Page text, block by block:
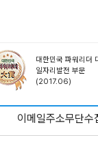
대한민국 파워리더
일자리발전 부문
(2017.06)
이메일주소무단수